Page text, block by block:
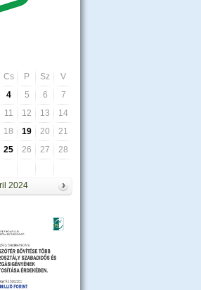
Cs P Sz
V
4 5 6
7
11 12 13
14
18 19 20
21
25 26 27
28
2024